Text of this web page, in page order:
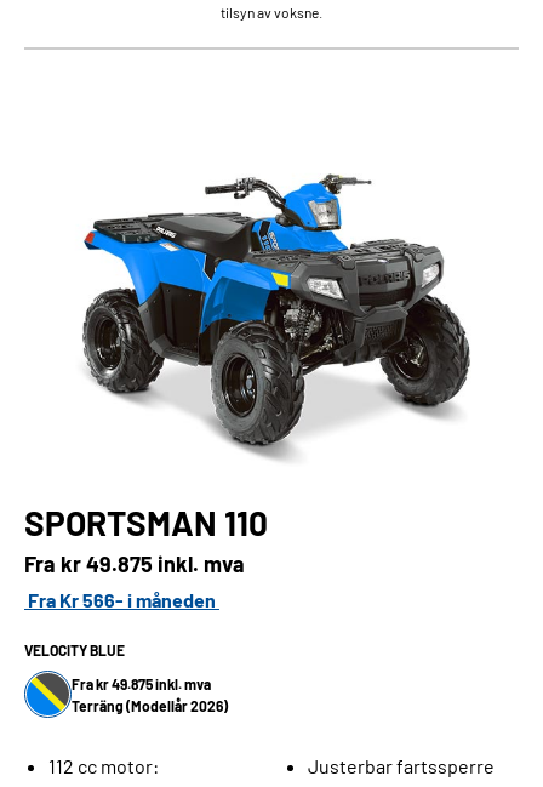
tilsyn av voksne.
SPORTSMAN 110
Fra kr49.875 inkl. mva
Fra Kr 566- i måneden
VELOCITY BLUE
Fra kr 49.875 inkl. mva
Terräng (Modellår 2026)
112 cc motor:
Justerbar fartssperre